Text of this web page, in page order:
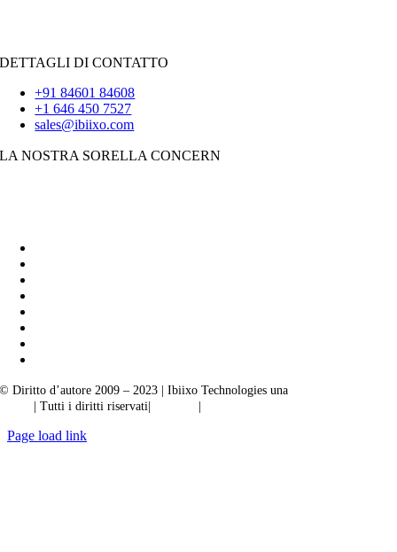
DETTAGLI DI CONTATTO
+91 84601 84608
+1 646 450 7527
sales@ibiixo.com
LA NOSTRA SORELLA CONCERN
© Diritto d’autore 2009 – 2023 | Ibiixo Technologies una
| Tutti i diritti riservati|
Page load link